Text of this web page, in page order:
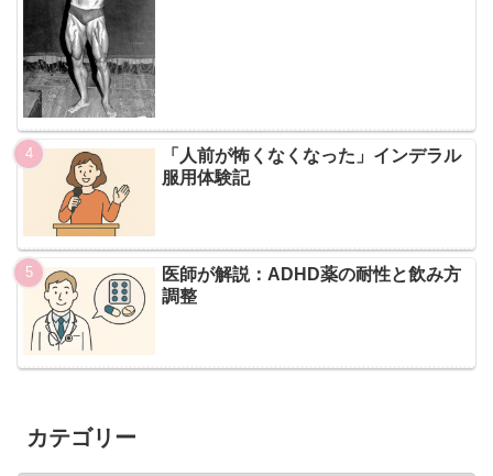
「人前が怖くなくなった」インデラル
服用体験記
医師が解説：ADHD薬の耐性と飲み方
調整
カテゴリー